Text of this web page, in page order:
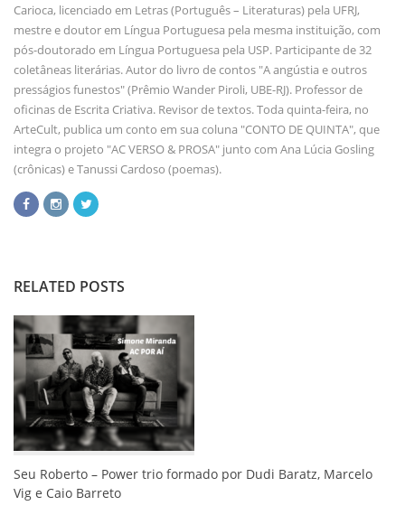
Carioca, licenciado em Letras (Português – Literaturas) pela UFRJ,
mestre e doutor em Língua Portuguesa pela mesma instituição, com
pós-doutorado em Língua Portuguesa pela USP. Participante de 32
coletâneas literárias. Autor do livro de contos "A angústia e outros
presságios funestos" (Prêmio Wander Piroli, UBE-RJ). Professor de
oficinas de Escrita Criativa. Revisor de textos. Toda quinta-feira, no
ArteCult, publica um conto em sua coluna "CONTO DE QUINTA", que
integra o projeto "AC VERSO & PROSA" junto com Ana Lúcia Gosling
(crônicas) e Tanussi Cardoso (poemas).
RELATED POSTS
Seu Roberto – Power trio formado por Dudi Baratz, Marcelo
Vig e Caio Barreto